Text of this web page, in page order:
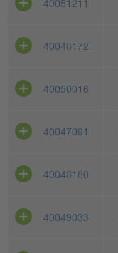
40051211
40048172
40050016
40047091
40048180
40049033